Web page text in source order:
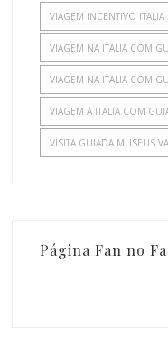
VIAGEM INCENTIVO ITALIA
VIAGEM NA ITALIA COM
VIAGEM NA ITALIA COM
VIAGEM À ITALIA COM
VISITA GUIADA MUSEUS
Página Fan no